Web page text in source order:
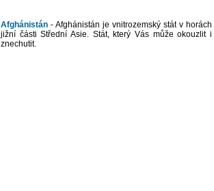
Afghánistán - Afghánistán je vnitrozemský stát v horách
jižní části Střední Asie. Stát, který Vás může okouzlit i
znechutit.